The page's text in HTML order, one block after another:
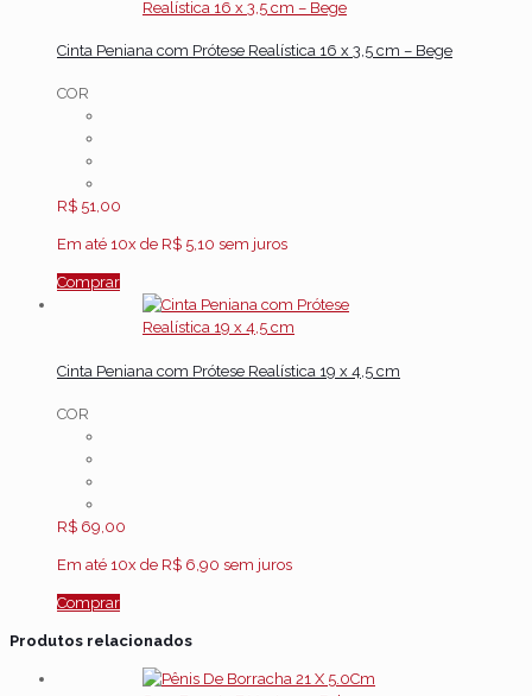
Cinta Peniana com Prótese Realística 16 x 3,5 cm – Bege
COR
R$ 51,00
Em até 10x de R$ 5,10 sem juros
Comprar
Cinta Peniana com Prótese Realística 19 x 4,5 cm
COR
R$ 69,00
Em até 10x de R$ 6,90 sem juros
Comprar
Produtos relacionados